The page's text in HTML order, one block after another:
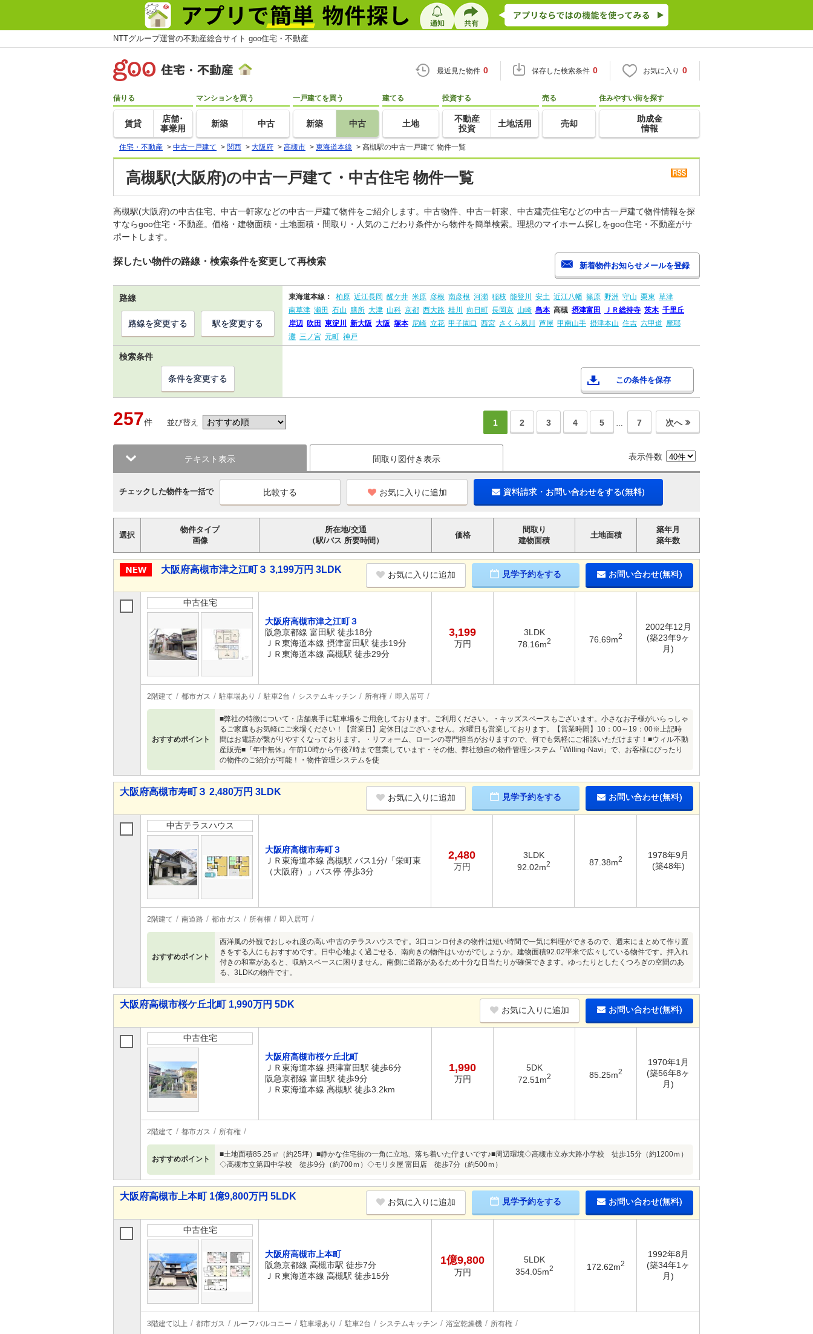
NTTグループ運営の不動産総合サイト goo住宅・不動産
最近見た物件 0 保存した検索条件 0 お気に入り 0
借りる
賃貸
店舗･
事業用
マンションを買う
新築 中古
一戸建てを買う
新築 中古
建てる
土地
投資する
不動産
投資
土地活用
売る
売却
住みやすい街を探す
助成金
情報
住宅・不動産 > 中古一戸建て > 関西 > 大阪府 > 高槻市 > 東海道本線 > 高槻駅の中古一戸建て 物件一覧
高槻駅(大阪府)の中古一戸建て・中古住宅 物件一覧
高槻駅(大阪府)の中古住宅、中古一軒家などの中古一戸建て物件をご紹介します。中古物件、中古一軒家、中古建売住宅などの中古一戸建て物件情報を探
すならgoo住宅・不動産。価格・建物面積・土地面積・間取り・人気のこだわり条件から物件を簡単検索。理想のマイホーム探しをgoo住宅・不動産がサ
ポートします。
探したい物件の路線・検索条件を変更して再検索
路線 東海道本線： 柏原 近江長岡 醒ケ井 米原 彦根 南彦根 河瀬 稲枝 能登川 安土 近江八幡 篠原 野洲 守山 栗東 草津
南草津 瀬田 石山 膳所 大津 山科 京都 西大路 桂川 向日町 長岡京 山崎 島本 高槻 摂津富田 ＪＲ総持寺 茨木 千里丘
岸辺 吹田 東淀川 新大阪 大阪 塚本 尼崎 立花 甲子園口 西宮 さくら夙川 芦屋 甲南山手 摂津本山 住吉 六甲道 摩耶
灘 三ノ宮 元町 神戸
路線を変更する 駅を変更する
検索条件
この条件を保存
条件を変更する
257件 並び替え 1 2 3 4 5 … 7 次へ
テキスト表示 間取り図付き表示 表示件数
チェックした物件を一括で お気に入りに追加 資料請求・お問い合わせをする(無料)
選択
物件タイプ
画像
所在地/交通
（駅/バス 所要時間）
価格
間取り
建物面積
土地面積
築年月
築年数
大阪府高槻市津之江町３ 3,199万円 3LDK お気に入りに追加 見学予約をする お問い合わせ(無料)
中古住宅
大阪府高槻市津之江町３
阪急京都線 富田駅 徒歩18分
ＪＲ東海道本線 摂津富田駅 徒歩19分
ＪＲ東海道本線 高槻駅 徒歩29分
3,199
万円
3LDK
78.16m2 76.69m2
2002年12月
(築23年9ヶ
月)
2階建て 都市ガス 駐車場あり 駐車2台 システムキッチン 所有権 即入居可
おすすめポイント
■弊社の特徴について・店舗裏手に駐車場をご用意しております。ご利用ください。・キッズスペースもございます。小さなお子様がいらっしゃ
るご家庭もお気軽にご来場ください！【営業日】定休日はございません。水曜日も営業しております。【営業時間】10：00～19：00※上記時
間はお電話が繋がりやすくなっております。・リフォーム、ローンの専門担当がおりますので、何でも気軽にご相談いただけます！■ウィル不動
産販売■『年中無休』午前10時から午後7時まで営業しています・その他、弊社独自の物件管理システム「Willing-Navi」で、お客様にぴったり
の物件のご紹介が可能！・物件管理システムを使
大阪府高槻市寿町３ 2,480万円 3LDK
お気に入りに追加 見学予約をする お問い合わせ(無料)
中古テラスハウス
大阪府高槻市寿町３
ＪＲ東海道本線 高槻駅 バス1分/「栄町東
（大阪府）」バス停 停歩3分
2,480
万円
3LDK
92.02m2 87.38m2
1978年9月
(築48年)
2階建て 南道路 都市ガス 所有権 即入居可
おすすめポイント
西洋風の外観でおしゃれ度の高い中古のテラスハウスです。3口コンロ付きの物件は短い時間で一気に料理ができるので、週末にまとめて作り置
きをする人にもおすすめです。日中心地よく過ごせる、南向きの物件はいかがでしょうか。建物面積92.02平米で広々している物件です。押入れ
付きの和室があると、収納スペースに困りません。南側に道路があるため十分な日当たりが確保できます。ゆったりとしたくつろぎの空間のあ
る、3LDKの物件です。
大阪府高槻市桜ケ丘北町 1,990万円 5DK
お気に入りに追加 お問い合わせ(無料)
中古住宅
大阪府高槻市桜ケ丘北町
ＪＲ東海道本線 摂津富田駅 徒歩6分
阪急京都線 富田駅 徒歩9分
ＪＲ東海道本線 高槻駅 徒歩3.2km
1,990
万円
5DK
72.51m2 85.25m2
1970年1月
(築56年8ヶ
月)
2階建て 都市ガス 所有権
おすすめポイント
■土地面積85.25㎡（約25坪）■静かな住宅街の一角に立地、落ち着いた佇まいです♪■周辺環境◇高槻市立赤大路小学校 徒歩15分（約1200ｍ）
◇高槻市立第四中学校 徒歩9分（約700ｍ）◇モリタ屋 富田店 徒歩7分（約500ｍ）
大阪府高槻市上本町 1億9,800万円 5LDK
お気に入りに追加 見学予約をする お問い合わせ(無料)
中古住宅
大阪府高槻市上本町
阪急京都線 高槻市駅 徒歩7分
ＪＲ東海道本線 高槻駅 徒歩15分
1億9,800
万円
5LDK
354.05m2 172.62m2
1992年8月
(築34年1ヶ
月)
3階建て以上 都市ガス ルーフバルコニー 駐車場あり 駐車2台 システムキッチン 浴室乾燥機 所有権